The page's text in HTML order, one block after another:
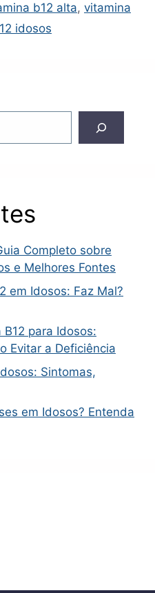
b12 alta, vitamina
idosos
Completo sobre
e Melhores Fontes
em Idosos: Faz Mal?
para Idosos:
Evitar a Deficiência
Sintomas,
em Idosos? Entenda